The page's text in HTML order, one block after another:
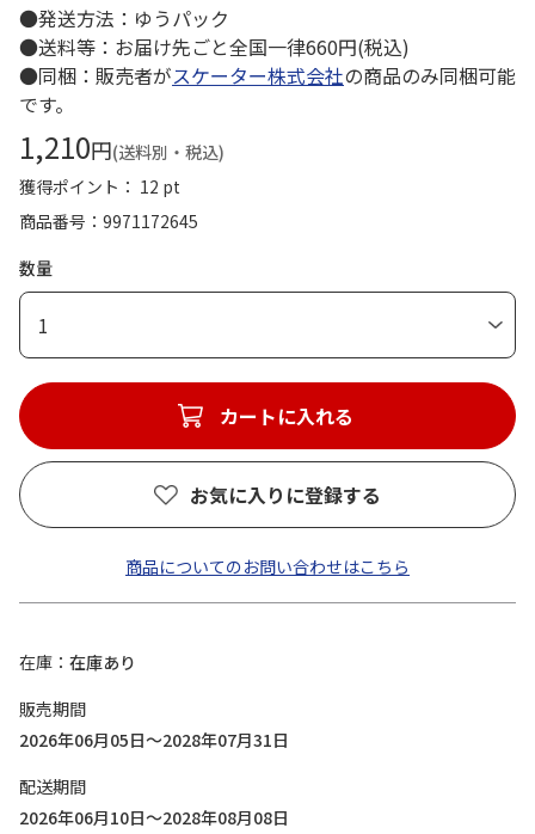
●発送方法：ゆうパック
●送料等：お届け先ごと全国一律660円(税込)
●同梱：販売者がスケーター株式会社の商品のみ同梱可能
です。
1,210円(送料別・税込)
獲得ポイント： 12 pt
商品番号
9971172645
数量
1
カートに入れる
お気に入りに登録する
商品についてのお問い合わせはこちら
在庫
在庫あり
販売期間
2026年06月05日～2028年07月31日
配送期間
2026年06月10日～2028年08月08日